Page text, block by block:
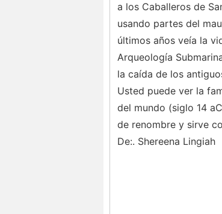
a los Caballeros de
usando partes del
últimos años veía la
Arqueología
la caída de los
Usted puede ver la
del mundo (siglo 14
de renombre y sirve
De:. Shereena Lingiah